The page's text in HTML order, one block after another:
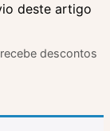
deste artigo
descontos